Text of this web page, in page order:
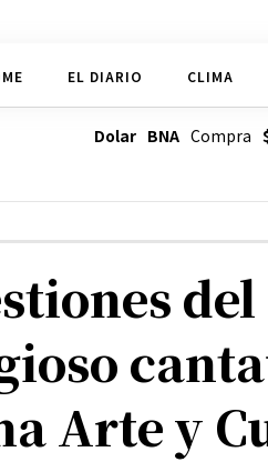
EL DIARIO CLIMA
Dolar BNACompra
Arte y